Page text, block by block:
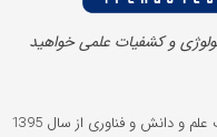
و کشفیات علمی خواهید
ترندز تک، سیستم جامع بروزترین اخبار و مقالات علم و دانش و فناوری از سال 1395